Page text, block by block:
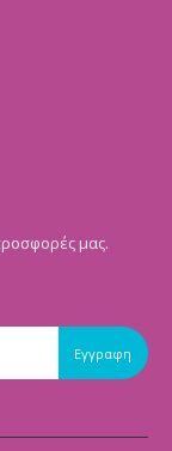
μας.